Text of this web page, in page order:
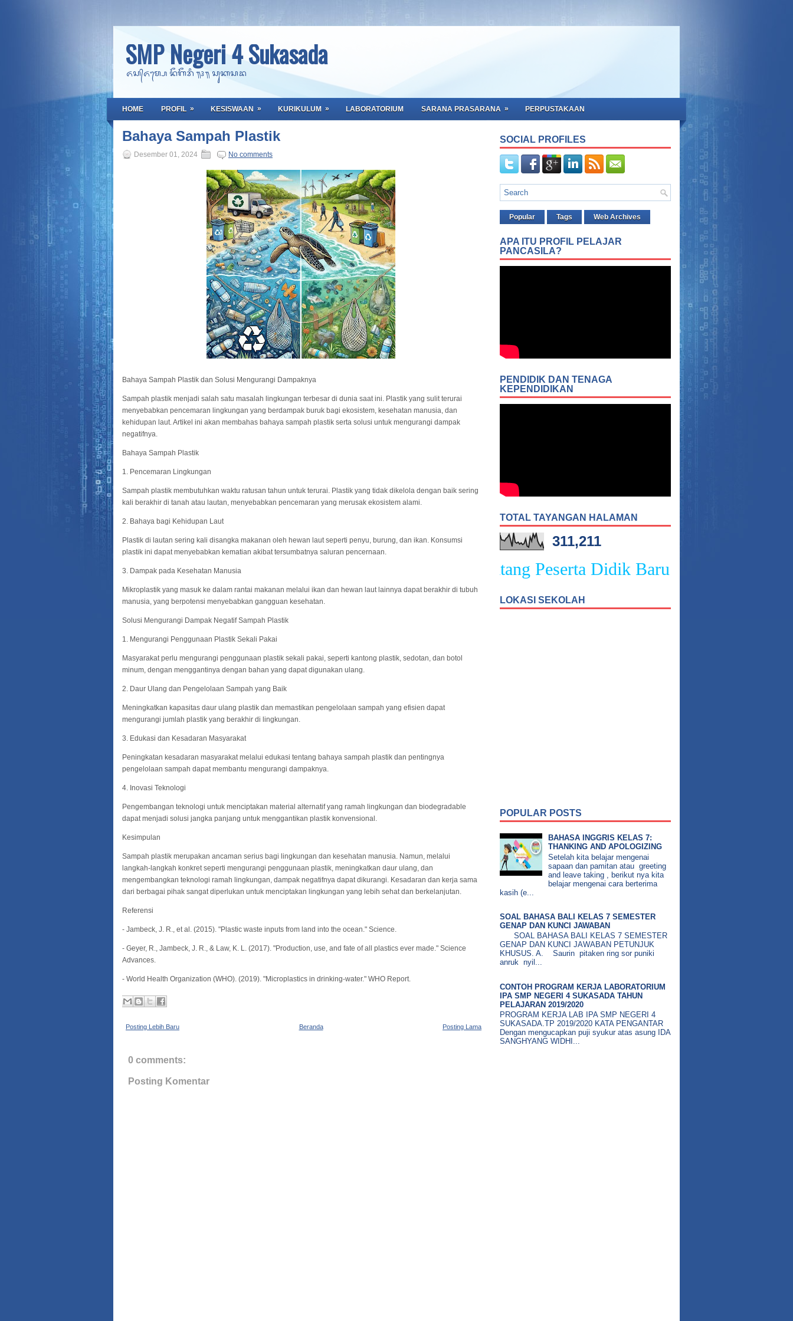
SMP Negeri 4 Sukasada
ᬏᬲ᭄ᬏᬫ᭄ᬧᬾ ᬦᭂᬕᭂᬭᬶ ᭟᭔᭟ ᬲᬸᬓᬲᬤ
HOME PROFIL » KESISWAAN » KURIKULUM » LABORATORIUM SARANA PRASARANA » PERPUSTAKAAN
Bahaya Sampah Plastik
Desember 01, 2024 No comments
Bahaya Sampah Plastik dan Solusi Mengurangi Dampaknya
Sampah plastik menjadi salah satu masalah lingkungan terbesar di dunia saat ini. Plastik yang sulit terurai
menyebabkan pencemaran lingkungan yang berdampak buruk bagi ekosistem, kesehatan manusia, dan
kehidupan laut. Artikel ini akan membahas bahaya sampah plastik serta solusi untuk mengurangi dampak
negatifnya.
Bahaya Sampah Plastik
1. Pencemaran Lingkungan
Sampah plastik membutuhkan waktu ratusan tahun untuk terurai. Plastik yang tidak dikelola dengan baik sering
kali berakhir di tanah atau lautan, menyebabkan pencemaran yang merusak ekosistem alami.
2. Bahaya bagi Kehidupan Laut
Plastik di lautan sering kali disangka makanan oleh hewan laut seperti penyu, burung, dan ikan. Konsumsi
plastik ini dapat menyebabkan kematian akibat tersumbatnya saluran pencernaan.
3. Dampak pada Kesehatan Manusia
Mikroplastik yang masuk ke dalam rantai makanan melalui ikan dan hewan laut lainnya dapat berakhir di tubuh
manusia, yang berpotensi menyebabkan gangguan kesehatan.
Solusi Mengurangi Dampak Negatif Sampah Plastik
1. Mengurangi Penggunaan Plastik Sekali Pakai
Masyarakat perlu mengurangi penggunaan plastik sekali pakai, seperti kantong plastik, sedotan, dan botol
minum, dengan menggantinya dengan bahan yang dapat digunakan ulang.
2. Daur Ulang dan Pengelolaan Sampah yang Baik
Meningkatkan kapasitas daur ulang plastik dan memastikan pengelolaan sampah yang efisien dapat
mengurangi jumlah plastik yang berakhir di lingkungan.
3. Edukasi dan Kesadaran Masyarakat
Peningkatan kesadaran masyarakat melalui edukasi tentang bahaya sampah plastik dan pentingnya
pengelolaan sampah dapat membantu mengurangi dampaknya.
4. Inovasi Teknologi
Pengembangan teknologi untuk menciptakan material alternatif yang ramah lingkungan dan biodegradable
dapat menjadi solusi jangka panjang untuk menggantikan plastik konvensional.
Kesimpulan
Sampah plastik merupakan ancaman serius bagi lingkungan dan kesehatan manusia. Namun, melalui
langkah-langkah konkret seperti mengurangi penggunaan plastik, meningkatkan daur ulang, dan
mengembangkan teknologi ramah lingkungan, dampak negatifnya dapat dikurangi. Kesadaran dan kerja sama
dari berbagai pihak sangat diperlukan untuk menciptakan lingkungan yang lebih sehat dan berkelanjutan.
Referensi
- Jambeck, J. R., et al. (2015). "Plastic waste inputs from land into the ocean." Science.
- Geyer, R., Jambeck, J. R., & Law, K. L. (2017). "Production, use, and fate of all plastics ever made." Science
Advances.
- World Health Organization (WHO). (2019). "Microplastics in drinking-water." WHO Report.
Posting Lebih Baru Posting Lama
Beranda
0 comments:
Posting Komentar
SOCIAL PROFILES
Popular Tags Web Archives
APA ITU PROFIL PELAJAR
PANCASILA?
PENDIDIK DAN TENAGA
KEPENDIDIKAN
TOTAL TAYANGAN HALAMAN
311,211
Selamat Datang Peserta Didik Baru SMPN 4 Sukasada
LOKASI SEKOLAH
POPULAR POSTS
BAHASA INGGRIS KELAS 7:
THANKING AND APOLOGIZING
Setelah kita belajar mengenai
sapaan dan pamitan atau greeting
and leave taking , berikut nya kita
belajar mengenai cara berterima
kasih (e...
SOAL BAHASA BALI KELAS 7 SEMESTER
GENAP DAN KUNCI JAWABAN
SOAL BAHASA BALI KELAS 7 SEMESTER
GENAP DAN KUNCI JAWABAN PETUNJUK
KHUSUS. A. Saurin pitaken ring sor puniki
anruk nyil...
CONTOH PROGRAM KERJA LABORATORIUM
IPA SMP NEGERI 4 SUKASADA TAHUN
PELAJARAN 2019/2020
PROGRAM KERJA LAB IPA SMP NEGERI 4
SUKASADA.TP 2019/2020 KATA PENGANTAR
Dengan mengucapkan puji syukur atas asung IDA
SANGHYANG WIDHI...